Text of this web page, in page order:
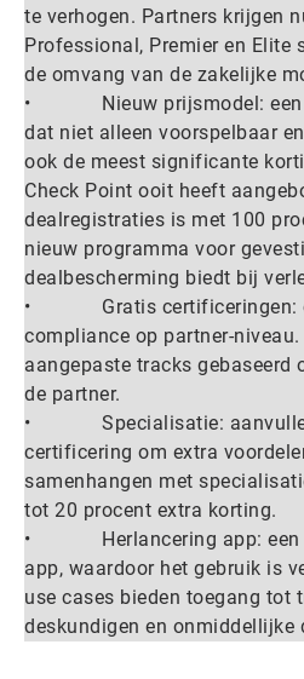
te verhogen. Partners krijgen
Professional, Premier en Elite
de omvang van de zakelijke
• Nieuw prijsmodel: een
dat niet alleen voorspelbaar
ook de meest significante
Check Point ooit heeft
dealregistraties is met 100
nieuw programma voor
dealbescherming biedt bij
• Gratis certificeringen:
compliance op partner-
aangepaste tracks gebaseerd
de partner.
• Specialisatie:
certificering om extra
samenhangen met
tot 20 procent extra korting.
• Herlancering app: een
app, waardoor het gebruik is
use cases bieden toegang tot
deskundigen en onmiddellijke